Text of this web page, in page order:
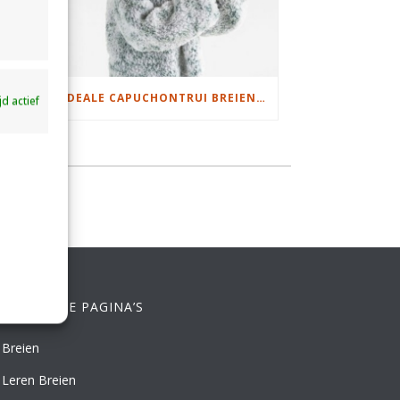
actief
DAMESJAS BREIEN VAN HEERLIJK ZACHT GAREN IDEALE CAPUCHONTRUI BREIEN VOOR THUIS OP DE BANK
PAGINA’S
Breien
Leren Breien